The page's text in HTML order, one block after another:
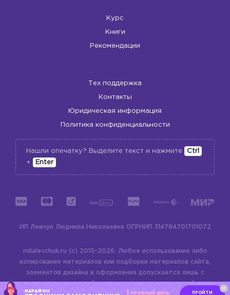
Курс
Книги
Рекомендации
Тех поддержка
Контакты
Юридическая информация
Политика конфиденциальности
Нашли опечатку? Выделите текст и нажмите
Ctrl
+
Enter
ИП Левчук Людмила Николаевна ОГРНИП 314784701701072
milalevchuk.ru (c) 2015-2026.
Любое использование либо
копирование материалов или подборки материалов сайта,
элементов дизайна и оформления допускается лишь с
разрешения правообладателя и только со ссылкой на
МАРАФОН ПРОБНЫЙ ДЕНЬ
ПРОЙТИ